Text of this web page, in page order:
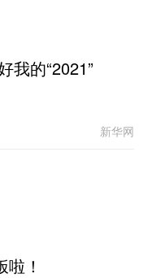
我的“2021”
新华网
！